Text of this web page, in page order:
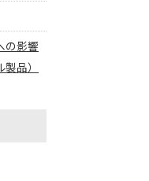
の影響
品）